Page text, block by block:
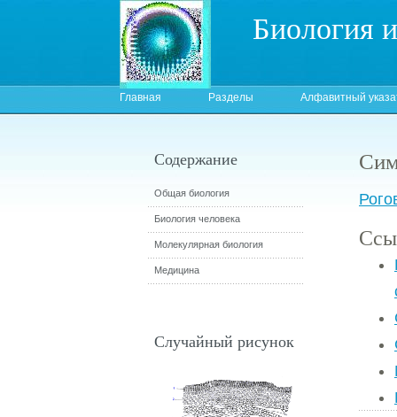
Биология
Главная Разделы Алфавитный
Содержание
Общая биология
Биология человека
Молекулярная биология
Медицина
Случайный рисунок